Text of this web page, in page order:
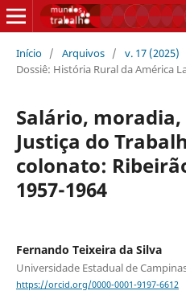
Início / Arquivos / v. 17 (2025)
Dossiê: História Rural da América
Salário,
Justiça do
colonato:
1957-1964
Fernando Teixeira da Silva
Universidade Estadual de
https://orcid.org/0000-0001-9197-6612